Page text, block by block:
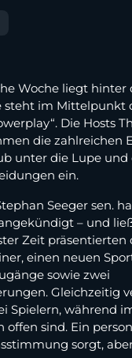
Woche liegt hinter
steht im Mittelpunkt
Die Hosts
die zahlreichen
unter die Lupe und
ein.
Seeger sen.
– und
Zeit präsentierten
einen neuen
sowie zwei
Gleichzeitig
Spielern, während
offen sind. Ein
sorgt,